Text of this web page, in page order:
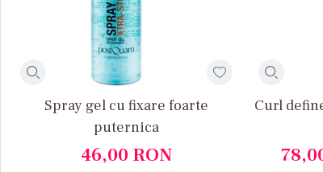
Spray gel cu fixare foarte
puternica
46,00 RON
Curl